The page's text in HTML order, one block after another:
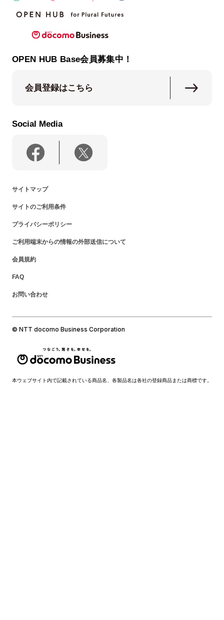
OPEN HUB Base会員募集中！
会員登録はこちら
Social Media
サイトマップ
サイトのご利用条件
プライバシーポリシー
ご利用端末からの情報の外部送信について
会員規約
FAQ
お問い合わせ
© NTT docomo Business Corporation
本ウェブサイト内で記載されている商品名、各製品名は各社の登録商品または商標です。